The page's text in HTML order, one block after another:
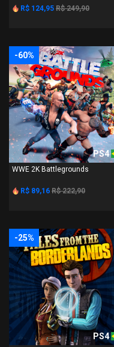
R$ 124,95 R$ 249,90
-60%
PS4
WWE 2K Battlegrounds
R$ 89,16 R$ 222,90
-25%
PS4